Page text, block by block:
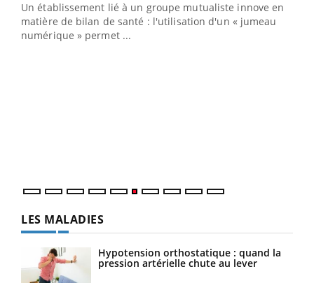
Un établissement lié à un groupe mutualiste innove en
matière de bilan de santé : l'utilisation d'un « jumeau
numérique » permet ...
LES MALADIES
Hypotension orthostatique : quand la
pression artérielle chute au lever